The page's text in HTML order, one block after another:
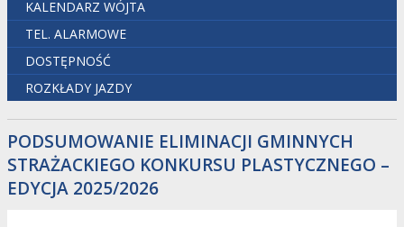
KALENDARZ WÓJTA
TEL. ALARMOWE
DOSTĘPNOŚĆ
ROZKŁADY JAZDY
PODSUMOWANIE ELIMINACJI GMINNYCH
STRAŻACKIEGO KONKURSU PLASTYCZNEGO –
EDYCJA 2025/2026